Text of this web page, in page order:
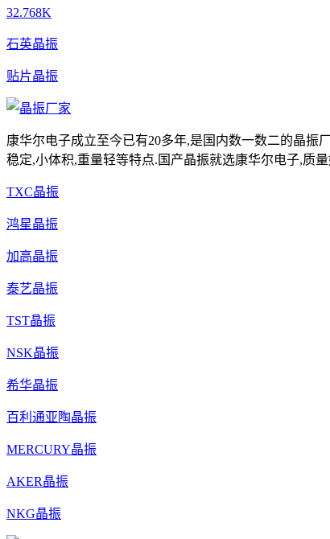
32.768K
石英晶振
贴片晶振
康华尔电子成立至今已有20多年,是国内数一数二的晶振
稳定,小体积,重量轻等特点.国产晶振就选康华尔电子,质
TXC晶振
鸿星晶振
加高晶振
泰艺晶振
TST晶振
NSK晶振
希华晶振
百利通亚陶晶振
MERCURY晶振
AKER晶振
NKG晶振